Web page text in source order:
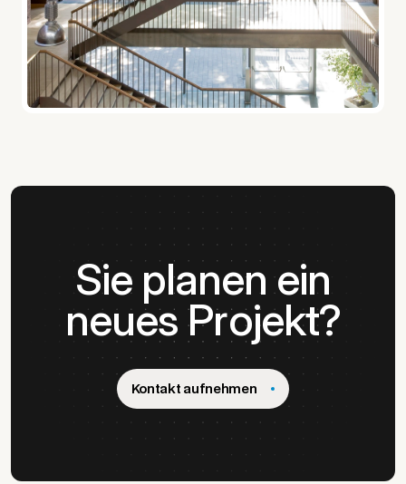
Sie planen ein
neues Projekt?
Kontakt aufnehmen